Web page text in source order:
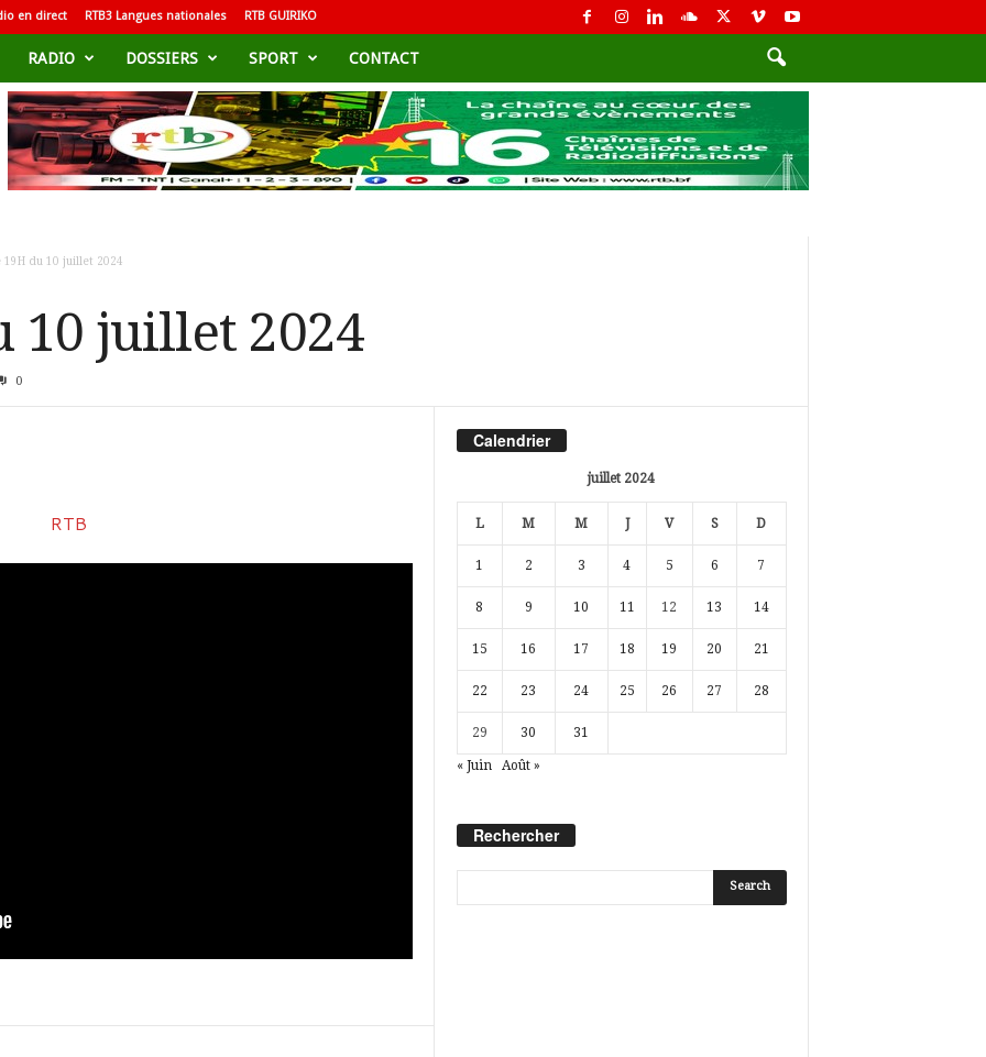
en direct RTB3 Langues nationales RTB GUIRIKO
RADIO DOSSIERS SPORT CONTACT
19H du 10 juillet 2024
10 juillet 2024
0
Calendrier
juillet 2024
L M M J V S D
1 2 3 4 5 6 7
8 9 10 11 12 13 14
15 16 17 18 19 20 21
22 23 24 25 26 27 28
29 30 31
« Juin Août »
Rechercher